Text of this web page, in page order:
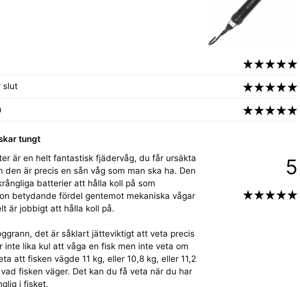
slut
tungt
är en helt fantastisk fjädervåg, du får ursäkta
den är precis en sån våg som man ska ha. Den
batterier att hålla koll på som
betydande fördel gentemot mekaniska vågar
är jobbigt att hålla koll på.
det är såklart jätteviktigt att veta precis
inte lika kul att våga en fisk men inte veta om
att fisken vägde 11 kg, eller 10,8 kg, eller 11,2
fisken väger. Det kan du få veta när du har
i fisket.
5